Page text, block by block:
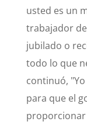
usted es un
trabajador
jubilado o
todo lo que
continuó,
para que el